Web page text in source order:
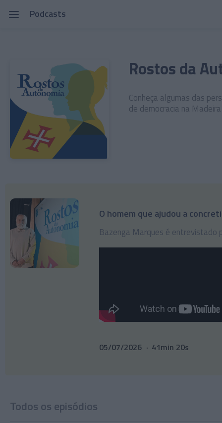
Podcasts
Rostos da
Conheça algumas das
de democracia na Madeira
O homem que ajudou a
Bazenga Marques é entrevistado
05/07/2026 41min 20s
Todos os episódios